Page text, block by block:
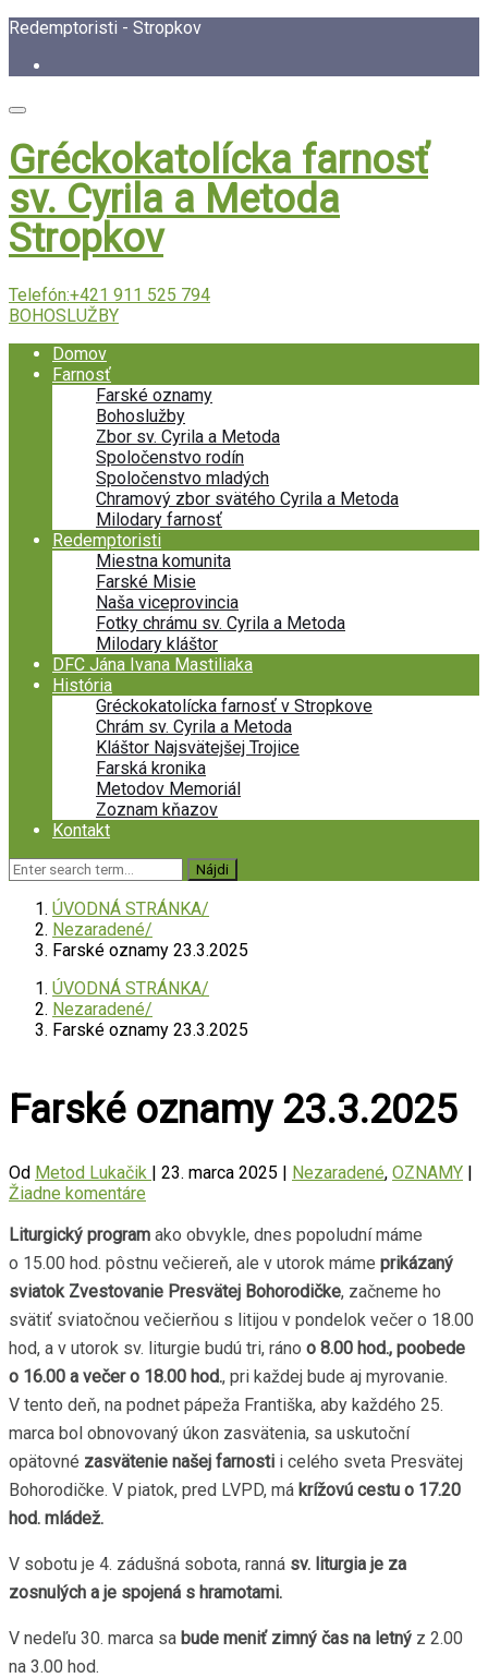
Redemptoristi - Stropkov
Gréckokatolícka farnosť
sv. Cyrila a Metoda
Stropkov
Telefón:+421 911 525 794
BOHOSLUŽBY
Domov
Farnosť
Farské oznamy
Bohoslužby
Zbor sv. Cyrila a Metoda
Spoločenstvo rodín
Spoločenstvo mladých
Chramový zbor svätého Cyrila a Metoda
Milodary farnosť
Redemptoristi
Miestna komunita
Farské Misie
Naša viceprovincia
Fotky chrámu sv. Cyrila a Metoda
Milodary kláštor
DFC Jána Ivana Mastiliaka
História
Gréckokatolícka farnosť v Stropkove
Chrám sv. Cyrila a Metoda
Kláštor Najsvätejšej Trojice
Farská kronika
Metodov Memoriál
Zoznam kňazov
Kontakt
ÚVODNÁ STRÁNKA
Nezaradené
Farské oznamy 23.3.2025
ÚVODNÁ STRÁNKA
Nezaradené
Farské oznamy 23.3.2025
Farské oznamy 23.3.2025
Od Metod Lukačik | 23. marca 2025 | Nezaradené, OZNAMY |
Žiadne komentáre
Liturgický program ako obvykle, dnes popoludní máme
o 15.00 hod. pôstnu večiereň, ale v utorok máme prikázaný
sviatok Zvestovanie Presvätej Bohorodičke, začneme ho
svätiť sviatočnou večierňou s litijou v pondelok večer o 18.00
hod, a v utorok sv. liturgie budú tri, ráno o 8.00 hod., poobede
o 16.00 a večer o 18.00 hod., pri každej bude aj myrovanie.
V tento deň, na podnet pápeža Františka, aby každého 25.
marca bol obnovovaný úkon zasvätenia, sa uskutoční
opätovné zasvätenie našej farnosti i celého sveta Presvätej
Bohorodičke. V piatok, pred LVPD, má krížovú cestu o 17.20
hod. mládež.
V sobotu je 4. zádušná sobota, ranná sv. liturgia je za
zosnulých a je spojená s hramotami.
V nedeľu 30. marca sa bude meniť zimný čas na letný z 2.00
na 3.00 hod.